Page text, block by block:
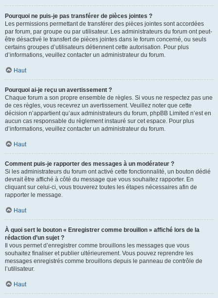
Pourquoi ne puis-je pas transférer de pièces jointes ?
Les permissions permettant de transférer des pièces jointes sont accordées
par forum, par groupe ou par utilisateur. Les administrateurs du forum ont peut-
être désactivé le transfert de pièces jointes dans le forum concerné, ou seuls
certains groupes d’utilisateurs détiennent cette autorisation. Pour plus
d’informations, veuillez contacter un administrateur du forum.
Haut
Pourquoi ai-je reçu un avertissement ?
Chaque forum a son propre ensemble de règles. Si vous ne respectez pas une
de ces règles, vous recevrez un avertissement. Veuillez noter que cette
décision n’appartient qu’aux administrateurs du forum, phpBB Limited n’est en
aucun cas responsable du règlement instauré sur cet espace. Pour plus
d’informations, veuillez contacter un administrateur du forum.
Haut
Comment puis-je rapporter des messages à un modérateur ?
Si les administrateurs du forum ont activé cette fonctionnalité, un bouton dédié
devrait être affiché à côté du message que vous souhaitez rapporter. En
cliquant sur celui-ci, vous trouverez toutes les étapes nécessaires afin de
rapporter le message.
Haut
À quoi sert le bouton « Enregistrer comme brouillon » affiché lors de la
rédaction d’un sujet ?
Il vous permet d’enregistrer comme brouillons les messages que vous
souhaitez finaliser et publier ultérieurement. Vous pouvez reprendre les
messages enregistrés comme brouillons depuis le panneau de contrôle de
l’utilisateur.
Haut